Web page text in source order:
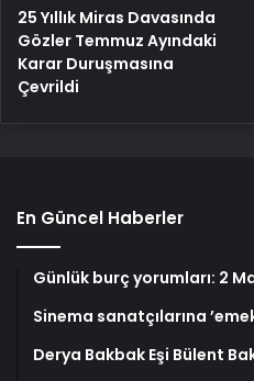
25 Yıllık Miras Davasında
Gözler Temmuz Ayındaki
Karar Duruşmasına
Çevrildi
En Güncel Haberler
Günlük burç yorumları: 2
Sinema sanatçılarına
Derya Bakbak Eşi Bülent